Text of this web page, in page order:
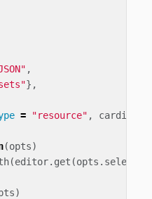
,
},
= "resource" ,
(opts)
(editor. get (opts .
)